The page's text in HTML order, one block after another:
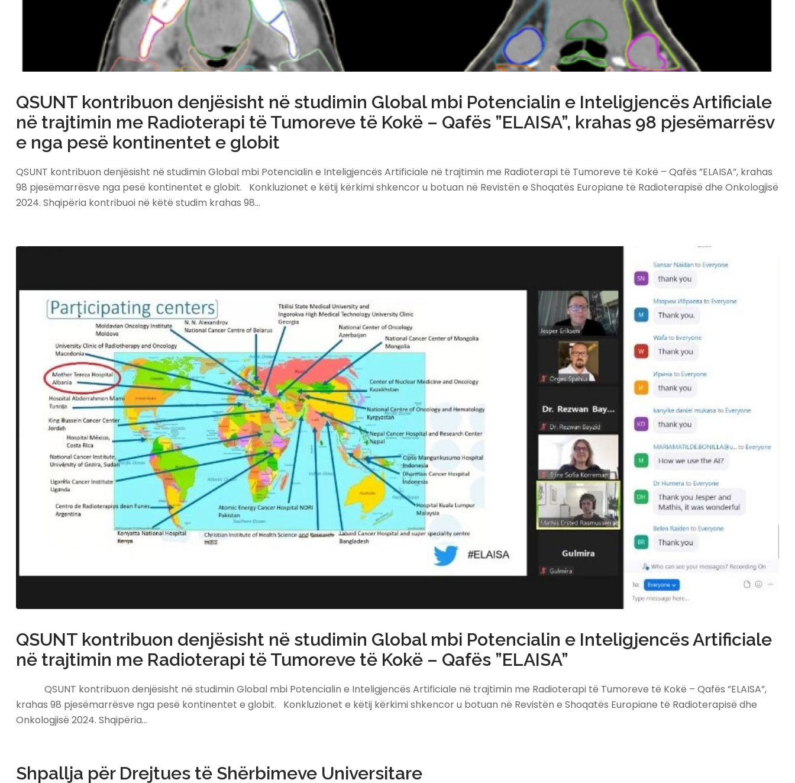
QSUNT kontribuon denjësisht në studimin Global mbi Potencialin e Inteligjencës Artificiale
në trajtimin me Radioterapi të Tumoreve të Kokë – Qafës ”ELAISA”, krahas 98 pjesëmarrësv
e nga pesë kontinentet e globit
QSUNT kontribuon denjësisht në studimin Global mbi Potencialin e Inteligjencës Artificiale në trajtimin me Radioterapi të Tumoreve të Kokë – Qafës ”ELAISA”, krahas
98 pjesëmarrësve nga pesë kontinentet e globit. Konkluzionet e këtij kërkimi shkencor u botuan në Revistën e Shoqatës Europiane të Radioterapisë dhe Onkologjisë
2024. Shqipëria kontribuoi në këtë studim krahas 98…
QSUNT kontribuon denjësisht në studimin Global mbi Potencialin e Inteligjencës Artificiale
në trajtimin me Radioterapi të Tumoreve të Kokë – Qafës ”ELAISA”
QSUNT kontribuon denjësisht në studimin Global mbi Potencialin e Inteligjencës Artificiale në trajtimin me Radioterapi të Tumoreve të Kokë – Qafës ”ELAISA”,
krahas 98 pjesëmarrësve nga pesë kontinentet e globit. Konkluzionet e këtij kërkimi shkencor u botuan në Revistën e Shoqatës Europiane të Radioterapisë dhe
Onkologjisë 2024. Shqipëria…
Shpallja për Drejtues të Shërbimeve Universitare